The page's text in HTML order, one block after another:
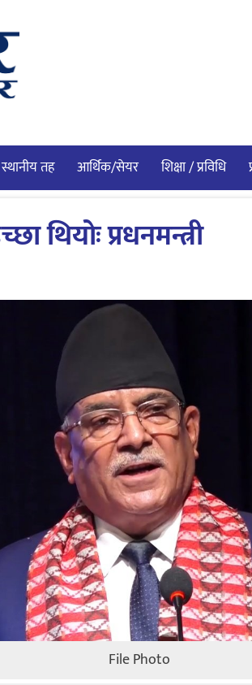
स्थानीय तह आर्थिक/सेयर शिक्षा / प्रविधि
थियोः प्रधनमन्त्री
File Photo